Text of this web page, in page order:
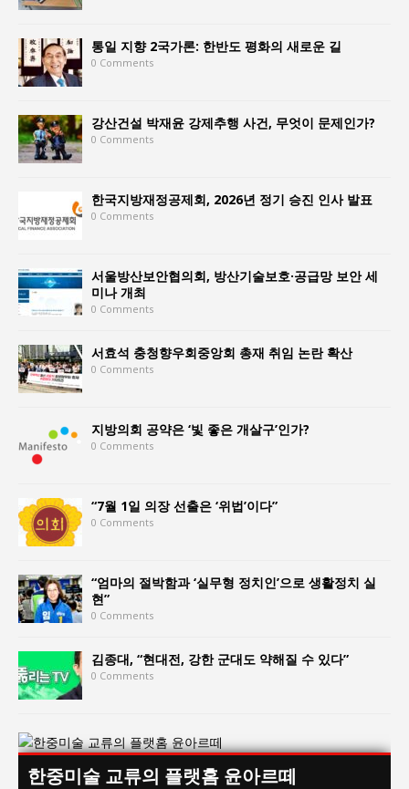
통일 지향 2국가론: 한반도 평화의 새로운 길
0 Comments
강산건설 박재윤 강제추행 사건, 무엇이 문제인가?
0 Comments
한국지방재정공제회, 2026년 정기 승진 인사 발표
0 Comments
서울방산보안협의회, 방산기술보호·공급망 보안 세
미나 개최
0 Comments
서효석 충청향우회중앙회 총재 취임 논란 확산
0 Comments
지방의회 공약은 ‘빛 좋은 개살구’인가?
0 Comments
“7월 1일 의장 선출은 ‘위법’이다”
0 Comments
“엄마의 절박함과 ‘실무형 정치인’으로 생활정치 실
현”
0 Comments
김종대, “현대전, 강한 군대도 약해질 수 있다”
0 Comments
한중미술 교류의 플랫홈 윤아르떼